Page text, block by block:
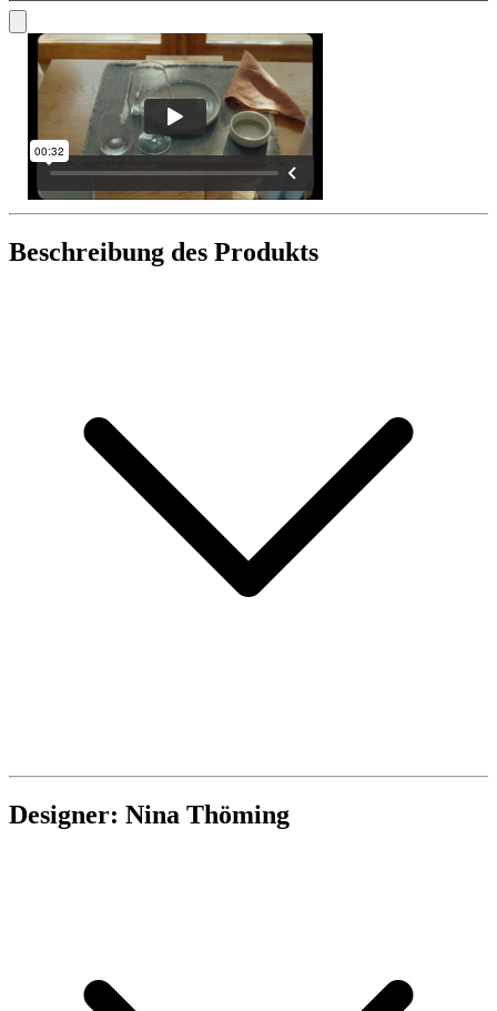
Beschreibung des Produkts
Designer: Nina Thöming